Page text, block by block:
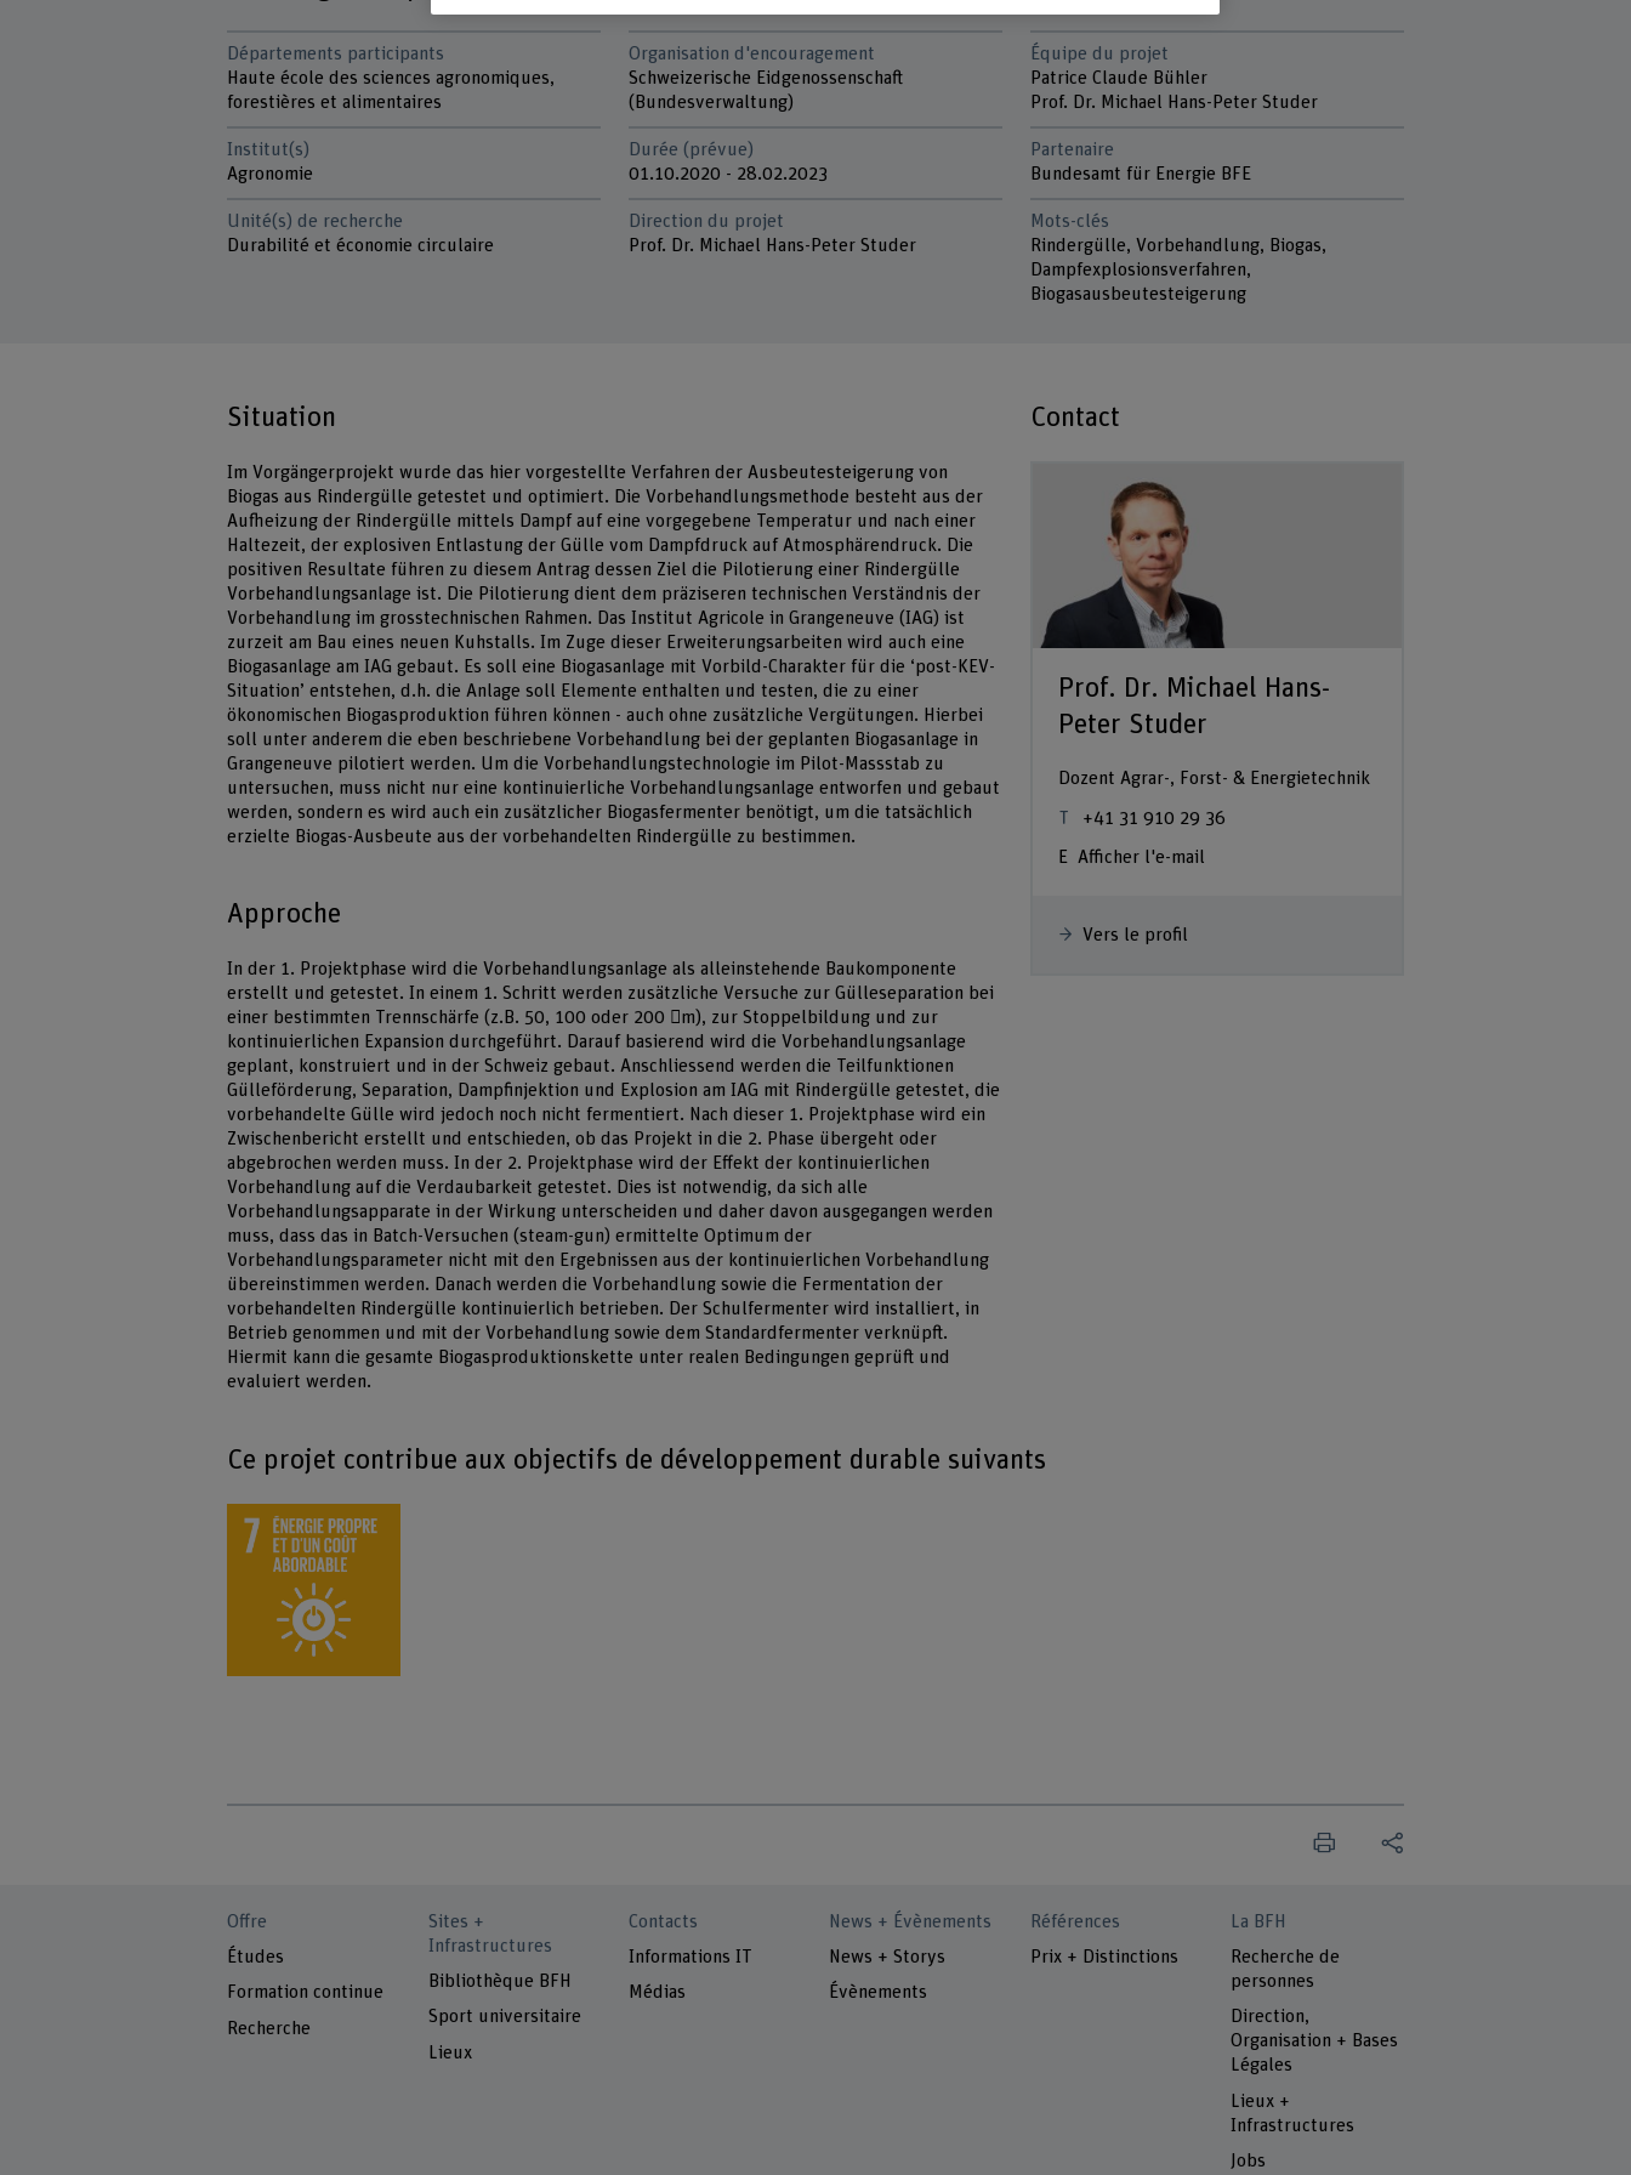
Départements participants
Haute école des sciences agronomiques,
forestières et alimentaires
Institut(s)
Agronomie
Unité(s) de recherche
Durabilité et économie circulaire
Organisation d'encouragement
Schweizerische Eidgenossenschaft
(Bundesverwaltung)
Durée (prévue)
01.10.2020 - 28.02.2023
Direction du projet
Prof. Dr. Michael Hans-Peter Studer
Équipe du projet
Patrice Claude Bühler
Prof. Dr. Michael Hans-Peter Studer
Partenaire
Bundesamt für Energie BFE
Mots-clés
Rindergülle, Vorbehandlung, Biogas,
Dampfexplosionsverfahren,
Biogasausbeutesteigerung
Situation
Im Vorgängerprojekt wurde das hier vorgestellte Verfahren der Ausbeutesteigerung von
Biogas aus Rindergülle getestet und optimiert. Die Vorbehandlungsmethode besteht aus der
Aufheizung der Rindergülle mittels Dampf auf eine vorgegebene Temperatur und nach einer
Haltezeit, der explosiven Entlastung der Gülle vom Dampfdruck auf Atmosphärendruck. Die
positiven Resultate führen zu diesem Antrag dessen Ziel die Pilotierung einer Rindergülle
Vorbehandlungsanlage ist. Die Pilotierung dient dem präziseren technischen Verständnis der
Vorbehandlung im grosstechnischen Rahmen. Das Institut Agricole in Grangeneuve (IAG) ist
zurzeit am Bau eines neuen Kuhstalls. Im Zuge dieser Erweiterungsarbeiten wird auch eine
Biogasanlage am IAG gebaut. Es soll eine Biogasanlage mit Vorbild-Charakter für die ‘post-KEV-
Situation’ entstehen, d.h. die Anlage soll Elemente enthalten und testen, die zu einer
ökonomischen Biogasproduktion führen können - auch ohne zusätzliche Vergütungen. Hierbei
soll unter anderem die eben beschriebene Vorbehandlung bei der geplanten Biogasanlage in
Grangeneuve pilotiert werden. Um die Vorbehandlungstechnologie im Pilot-Massstab zu
untersuchen, muss nicht nur eine kontinuierliche Vorbehandlungsanlage entworfen und gebaut
werden, sondern es wird auch ein zusätzlicher Biogasfermenter benötigt, um die tatsächlich
erzielte Biogas-Ausbeute aus der vorbehandelten Rindergülle zu bestimmen.
Approche
In der 1. Projektphase wird die Vorbehandlungsanlage als alleinstehende Baukomponente
erstellt und getestet. In einem 1. Schritt werden zusätzliche Versuche zur Gülleseparation bei
einer bestimmten Trennschärfe (z.B. 50, 100 oder 200 m), zur Stoppelbildung und zur
kontinuierlichen Expansion durchgeführt. Darauf basierend wird die Vorbehandlungsanlage
geplant, konstruiert und in der Schweiz gebaut. Anschliessend werden die Teilfunktionen
Gülleförderung, Separation, Dampfinjektion und Explosion am IAG mit Rindergülle getestet, die
vorbehandelte Gülle wird jedoch noch nicht fermentiert. Nach dieser 1. Projektphase wird ein
Zwischenbericht erstellt und entschieden, ob das Projekt in die 2. Phase übergeht oder
abgebrochen werden muss. In der 2. Projektphase wird der Effekt der kontinuierlichen
Vorbehandlung auf die Verdaubarkeit getestet. Dies ist notwendig, da sich alle
Vorbehandlungsapparate in der Wirkung unterscheiden und daher davon ausgegangen werden
muss, dass das in Batch-Versuchen (steam-gun) ermittelte Optimum der
Vorbehandlungsparameter nicht mit den Ergebnissen aus der kontinuierlichen Vorbehandlung
übereinstimmen werden. Danach werden die Vorbehandlung sowie die Fermentation der
vorbehandelten Rindergülle kontinuierlich betrieben. Der Schulfermenter wird installiert, in
Betrieb genommen und mit der Vorbehandlung sowie dem Standardfermenter verknüpft.
Hiermit kann die gesamte Biogasproduktionskette unter realen Bedingungen geprüft und
evaluiert werden.
Contact
Prof. Dr. Michael Hans-
Peter Studer
Dozent Agrar-, Forst- & Energietechnik
+41 31 910 29 36
Afficher l'e-mail
Vers le profil
Ce projet contribue aux objectifs de développement durable suivants
Offre
Études
Formation continue
Recherche
Sites +
Infrastructures
Bibliothèque BFH
Sport universitaire
Lieux
Contacts
Informations IT
Médias
News + Évènements
News + Storys
Évènements
Références
Prix + Distinctions
La BFH
Recherche de
personnes
Direction,
Organisation + Bases
Légales
Lieux +
Infrastructures
Jobs